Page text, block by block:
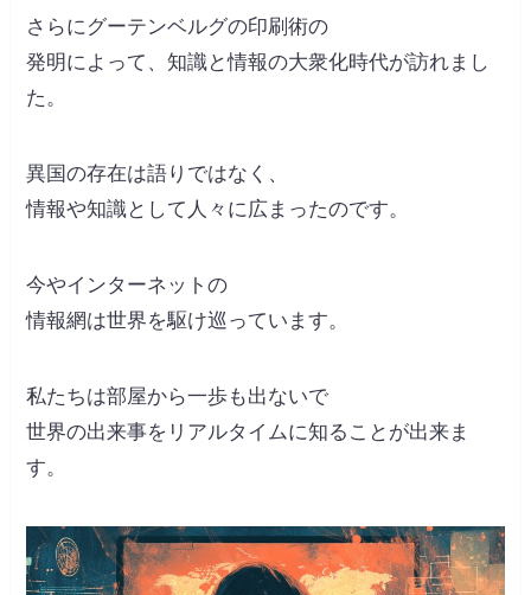
さらにグーテンベルグの印刷術の
発明によって、知識と情報の大衆化時代が訪れまし
た。
異国の存在は語りではなく、
情報や知識として人々に広まったのです。
今やインターネットの
情報網は世界を駆け巡っています。
私たちは部屋から一歩も出ないで
世界の出来事をリアルタイムに知ることが出来ま
す。